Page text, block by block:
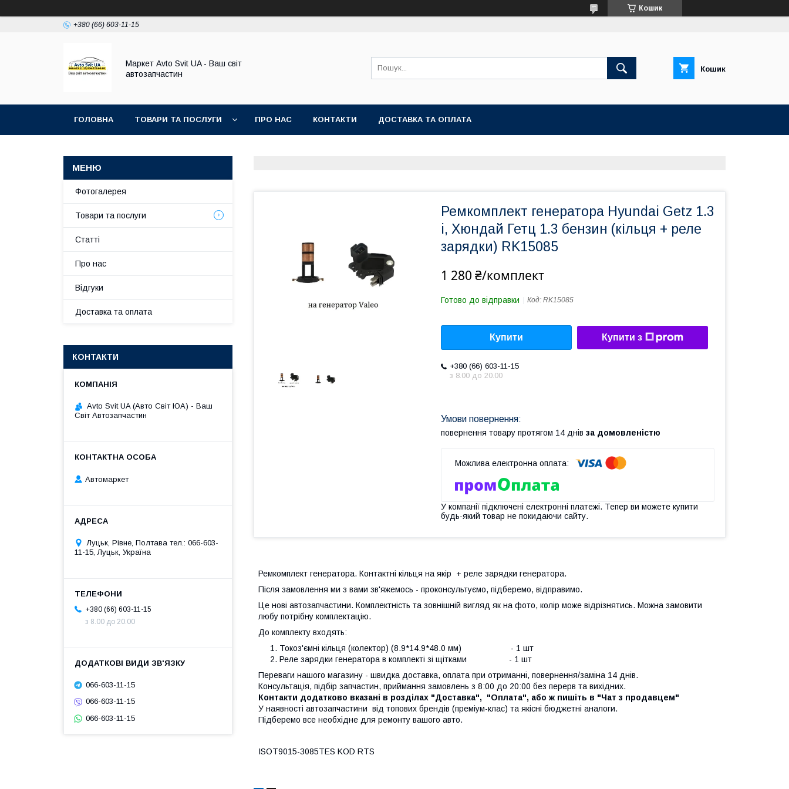
Кошик
+380 (66) 603-11-15
Маркет Avto Svit UA - Ваш світ
автозапчастин
Кошик
ГОЛОВНА ТОВАРИ ТА ПОСЛУГИ ПРО НАС КОНТАКТИ ДОСТАВКА ТА ОПЛАТА
Ремкомплект генератора Hyundai Getz 1.3
i, Хюндай Гетц 1.3 бензин (кільця + реле
зарядки) RK15085
1 280 ₴/комплект
Готово до відправки Код: RK15085
Купити Купити з
+380 (66) 603-11-15
з 8.00 до 20.00
повернення товару протягом 14 днів за домовленістю
У компанії підключені електронні платежі. Тепер ви можете купити
будь-який товар не покидаючи сайту.
Ремкомплект генератора. Контактні кільця на якір + реле зарядки генератора.
Після замовлення ми з вами зв'яжемось - проконсультуємо, підберемо, відправимо.
Це нові автозапчастини. Комплектність та зовнішній вигляд як на фото, колір може відрізнятись. Можна замовити
любу потрібну комплектацію.
До комплекту входять:
Токоз'ємнi кiльця (колектор) (8.9*14.9*48.0 мм) - 1 шт
Реле зарядки генератора в комплекті зі щітками - 1 шт
Переваги нашого магазину - швидка доставка, оплата при отриманні, повернення/заміна 14 днів.
Консультація, підбір запчастин, приймання замовлень з 8:00 до 20:00 без перерв та вихідних.
Контакти додатково вказані в розділах "Доставка", "Оплата", або ж пишіть в "Чат з продавцем"
У наявності автозапчастини від топових брендів (преміум-клас) та якісні бюджетні аналоги.
Підберемо все необхідне для ремонту вашого авто.
ISOT9015-3085TES KOD RTS
Фотогалерея
Товари та послуги
Статті
Про нас
Відгуки
Доставка та оплата
КОНТАКТИ
Avto Svit UA (Авто Світ ЮА) - Ваш
Світ Автозапчастин
Автомаркет
Луцьк, Рівне, Полтава тел.: 066-603-
11-15, Луцьк, Україна
+380 (66) 603-11-15
з 8.00 до 20.00
066-603-11-15
066-603-11-15
066-603-11-15